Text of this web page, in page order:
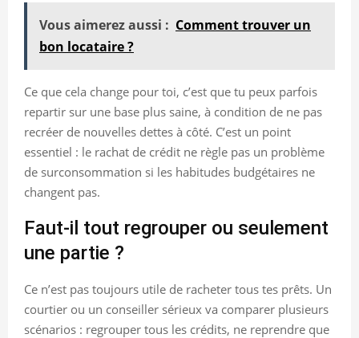
Vous aimerez aussi : Comment trouver un
bon locataire ?
Ce que cela change pour toi, c’est que tu peux parfois
repartir sur une base plus saine, à condition de ne pas
recréer de nouvelles dettes à côté. C’est un point
essentiel : le rachat de crédit ne règle pas un problème
de surconsommation si les habitudes budgétaires ne
changent pas.
Faut-il tout regrouper ou seulement
une partie ?
Ce n’est pas toujours utile de racheter tous tes prêts. Un
courtier ou un conseiller sérieux va comparer plusieurs
scénarios : regrouper tous les crédits, ne reprendre que